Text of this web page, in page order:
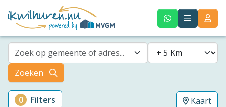
Zoek op gemeente of adres...
Zoeken
0 Filters Kaart